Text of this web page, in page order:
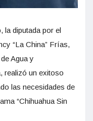
la diputada por el
“La China” Frías,
Agua y
realizó un exitoso
las necesidades de
“Chihuahua Sin